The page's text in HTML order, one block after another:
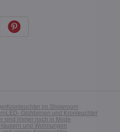
Kronleuchter im Showroom
LED- Glühbirnen und Kronleuchter
sind immer noch in Mode
und Wohnungen